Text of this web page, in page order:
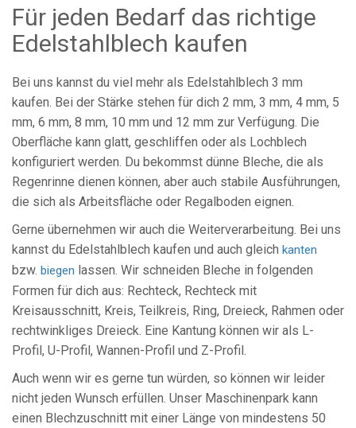
Für jeden Bedarf das richtige
Edelstahlblech kaufen
Bei uns kannst du viel mehr als Edelstahlblech 3 mm
kaufen. Bei der Stärke stehen für dich 2 mm, 3 mm, 4 mm, 5
mm, 6 mm, 8 mm, 10 mm und 12 mm zur Verfügung. Die
Oberfläche kann glatt, geschliffen oder als Lochblech
konfiguriert werden. Du bekommst dünne Bleche, die als
Regenrinne dienen können, aber auch stabile Ausführungen,
die sich als Arbeitsfläche oder Regalboden eignen.
Gerne übernehmen wir auch die Weiterverarbeitung. Bei uns
kannst du Edelstahlblech kaufen und auch gleich kanten
bzw. biegen lassen. Wir schneiden Bleche in folgenden
Formen für dich aus: Rechteck, Rechteck mit
Kreisausschnitt, Kreis, Teilkreis, Ring, Dreieck, Rahmen oder
rechtwinkliges Dreieck. Eine Kantung können wir als L-
Profil, U-Profil, Wannen-Profil und Z-Profil.
Auch wenn wir es gerne tun würden, so können wir leider
nicht jeden Wunsch erfüllen. Unser Maschinenpark kann
einen Blechzuschnitt mit einer Länge von mindestens 50